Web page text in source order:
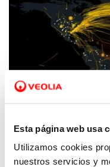
Esta página web usa
Utilizamos cookies
nuestros servicios y
26 OCT 2021
claves para